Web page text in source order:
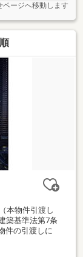
ページへ移動します
本物件引渡し
築基準法第7条
件の引渡しに